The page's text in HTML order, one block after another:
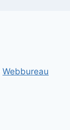
Webbureau